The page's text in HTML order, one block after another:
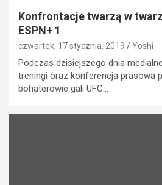
Konfrontacje twarzą w
ESPN+ 1
czwartek, 17 stycznia, 2019 Yoshi
Podczas dzisiejszego dnia
treningi oraz konferencja prasowa
bohaterowie gali UFC…